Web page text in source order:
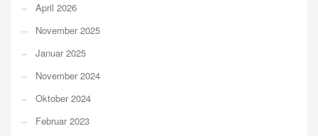
April 2026
November 2025
Januar 2025
November 2024
Oktober 2024
Februar 2023